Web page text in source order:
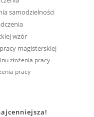
samodzielności
wzór
magisterskiej
złożenia pracy
pracy